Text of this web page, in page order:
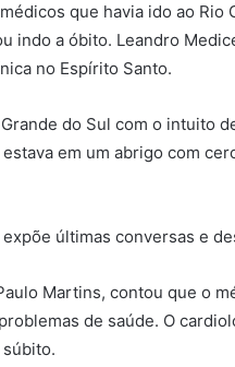
que havia ido ao Rio
indo a óbito. Leandro
no Espírito Santo.
do Sul com o intuito
em um abrigo com
últimas conversas e
Martins, contou que o
de saúde. O